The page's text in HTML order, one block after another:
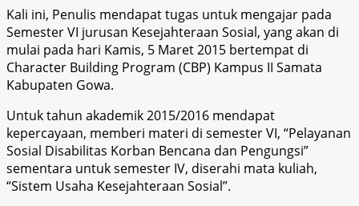
Kali ini, Penulis mendapat tugas untuk mengajar pada
Semester VI jurusan Kesejahteraan Sosial, yang akan di
mulai pada hari Kamis, 5 Maret 2015 bertempat di
Character Building Program (CBP) Kampus II Samata
Kabupaten Gowa.
Untuk tahun akademik 2015/2016 mendapat
kepercayaan, memberi materi di semester VI, “Pelayanan
Sosial Disabilitas Korban Bencana dan Pengungsi”
sementara untuk semester IV, diserahi mata kuliah,
“Sistem Usaha Kesejahteraan Sosial”.